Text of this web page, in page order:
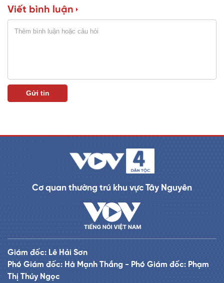
Viết bình luận
Cơ quan thường trú khu vực Tây Nguyên
Giám đốc: Lê Hải Sơn
Phó Giám đốc: Hà Mạnh Thắng - Phó Giám đốc: Phạm
Thị Thúy Ngọc